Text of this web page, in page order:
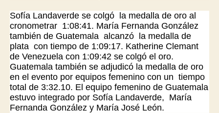
Sofía Landaverde se colgó la medalla de oro al
cronometrar 1:08:41. María Fernanda González
también de Guatemala alcanzó la medalla de
plata con tiempo de 1:09:17. Katherine Clemant
de Venezuela con 1:09:42 se colgó el oro.
Guatemala también se adjudicó la medalla de oro
en el evento por equipos femenino con un tiempo
total de 3:32.10. El equipo femenino de Guatemala
estuvo integrado por Sofía Landaverde, María
Fernanda González y María José León.